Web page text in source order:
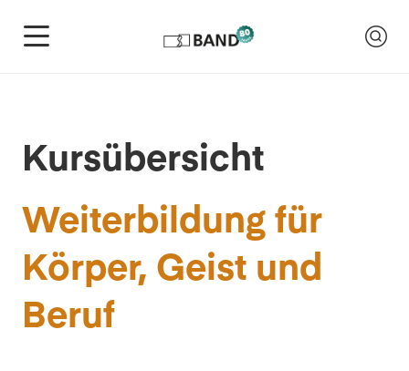
Kursübersicht
Weiterbildung für
Körper, Geist und
Beruf